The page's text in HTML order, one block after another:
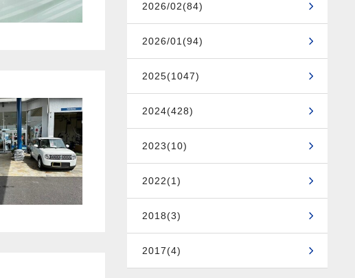
2026/02(84)
2026/01(94)
2025(1047)
2024(428)
2023(10)
2022(1)
2018(3)
2017(4)